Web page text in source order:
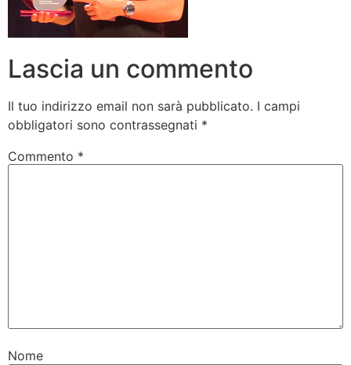
Lascia un commento
Il tuo indirizzo email non sarà pubblicato. I campi
obbligatori sono contrassegnati *
Commento *
Nome